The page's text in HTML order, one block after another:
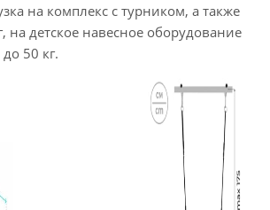
на комплекс с турником, а также
на детское навесное оборудование
50 кг.